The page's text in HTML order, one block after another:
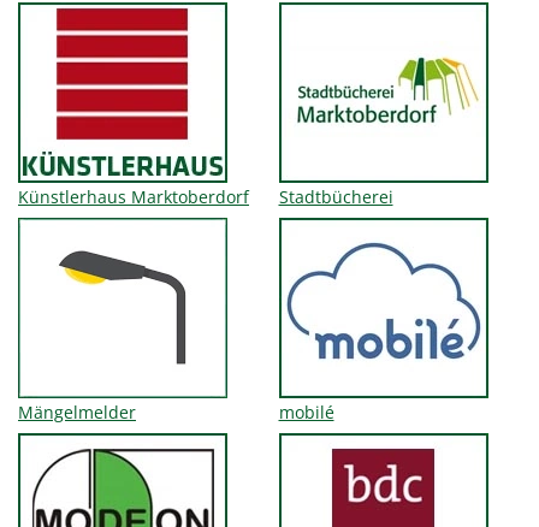
Künstlerhaus Marktoberdorf Stadtbücherei
Mängelmelder mobilé